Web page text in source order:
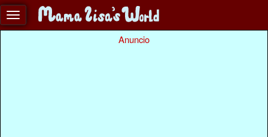
Anuncio